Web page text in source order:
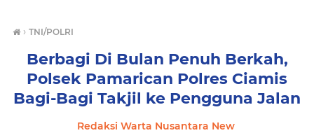
› TNI/POLRI
Berbagi Di Bulan Penuh Berkah,
Polsek Pamarican Polres Ciamis
Bagi-Bagi Takjil ke Pengguna Jalan
Redaksi Warta Nusantara New